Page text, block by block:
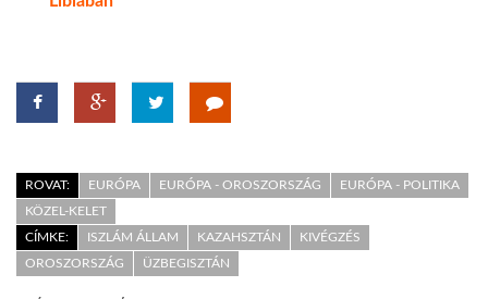
ROVAT: EURÓPA EURÓPA - OROSZORSZÁG
EURÓPA - POLITIKA
KÖZEL-KELET
CÍMKE:
ISZLÁM ÁLLAM KAZAHSZTÁN
KIVÉGZÉS
OROSZORSZÁG
ÜZBEGISZTÁN